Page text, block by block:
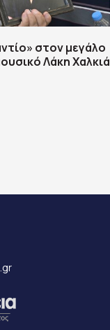
στον μεγάλο
Λάκη Χαλκιά